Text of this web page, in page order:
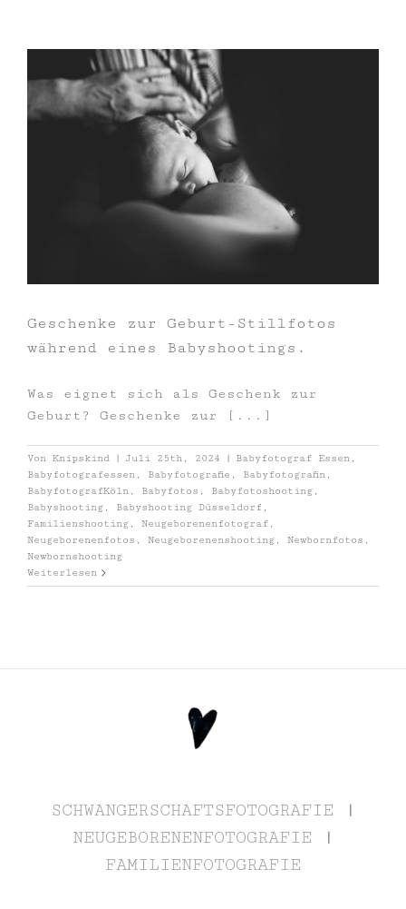
Geschenke zur Geburt-Stillfotos
während eines Babyshootings.
Was eignet sich als Geschenk zur
Geburt? Geschenke zur [...]
Von Knipskind | Juli 25th, 2024 | Babyfotograf Essen ,
Babyfotografessen , Babyfotografie , Babyfotografin ,
BabyfotografKöln , Babyfotos , Babyfotoshooting ,
Babyshooting , Babyshooting Düsseldorf ,
Familienshooting , Neugeborenenfotograf ,
Neugeborenenfotos , Neugeborenenshooting , Newbornfotos ,
Newbornshooting
Weiterlesen
SCHWANGERSCHAFTSFOTOGRAFIE |
NEUGEBORENENFOTOGRAFIE |
FAMILIENFOTOGRAFIE